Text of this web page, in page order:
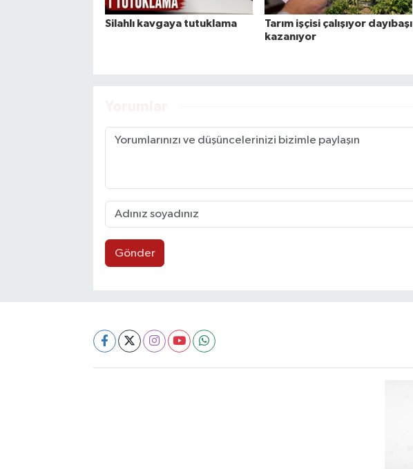
Silahlı kavgaya tutuklama
Tarım işçisi çalışıyor dayıbaşı
kazanıyor
Gönder